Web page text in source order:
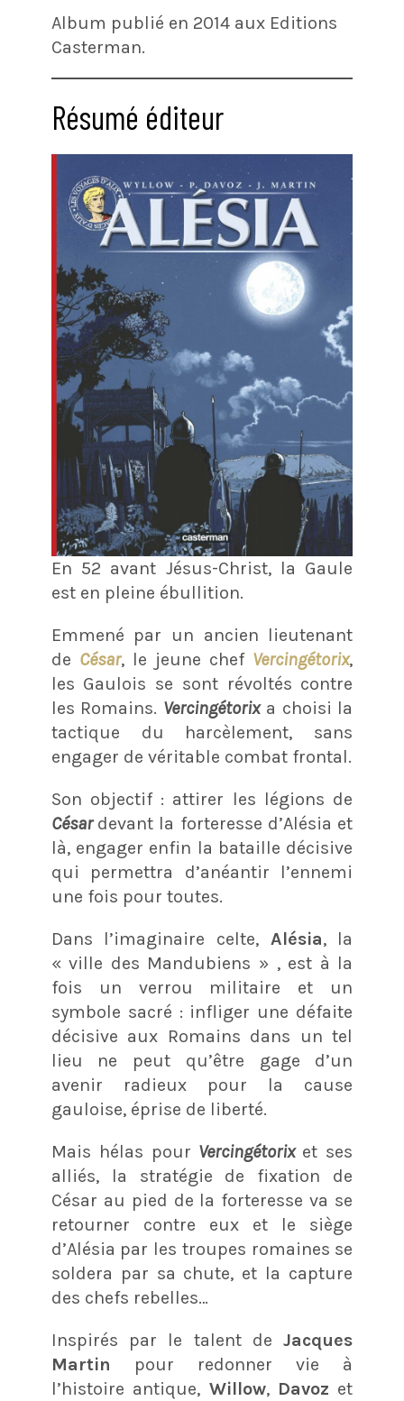
Album publié en 2014 aux Editions
Casterman.
Résumé éditeur
En 52 avant Jésus-Christ, la Gaule
est en pleine ébullition.
Emmené par un ancien lieutenant
de César, le jeune chef Vercingétorix,
les Gaulois se sont révoltés contre
les Romains. Vercingétorix a choisi la
tactique du harcèlement, sans
engager de véritable combat frontal.
Son objectif : attirer les légions de
Césardevant la forteresse d’Alésia et
là, engager enfin la bataille décisive
qui permettra d’anéantir l’ennemi
une fois pour toutes.
Dans l’imaginaire celte, Alésia, la
« ville des Mandubiens » , est à la
fois un verrou militaire et un
symbole sacré : infliger une défaite
décisive aux Romains dans un tel
lieu ne peut qu’être gage d’un
avenir radieux pour la cause
gauloise, éprise de liberté.
Mais hélas pour Vercingétorix et ses
alliés, la stratégie de fixation de
César au pied de la forteresse va se
retourner contre eux et le siège
d’Alésia par les troupes romaines se
soldera par sa chute, et la capture
des chefs rebelles…
Inspirés par le talent deJacques
Martin pour redonner vie à
l’histoire antique, Willow, Davoz et